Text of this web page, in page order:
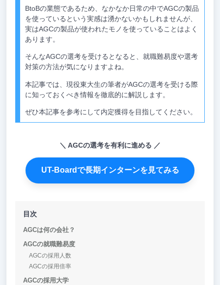
BtoBの業態であるため、なかなか日常の中でAGCの製品
を使っているという実感は湧かないかもしれませんが、
実はAGCの製品が使われたモノを使っていることはよく
あります。
そんなAGCの選考を受けるとなると、就職難易度や選考
対策の方法が気になりますよね。
本記事では、現役東大生の筆者がAGCの選考を受ける際
に知っておくべき情報を徹底的に解説します。
ぜひ本記事を参考にして内定獲得を目指してください。
AGCの選考を有利に進める
UT-Boardで長期インターンを見てみる
目次
AGCは何の会社？
AGCの就職難易度
AGCの採用人数
AGCの採用倍率
AGCの採用大学